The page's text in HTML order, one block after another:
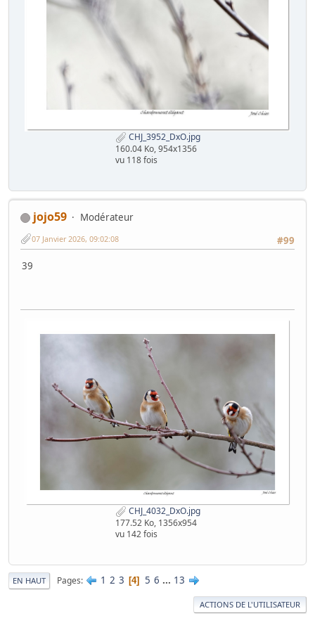
CHJ_3952_DxO.jpg
160.04 Ko, 954x1356
vu 118 fois
jojo59
Modérateur
#99
07 Janvier 2026, 09:02:08
39
CHJ_4032_DxO.jpg
177.52 Ko, 1356x954
vu 142 fois
EN HAUT Pages 1 2 3 4 5 6 ... 13
ACTIONS DE L'UTILISATEUR